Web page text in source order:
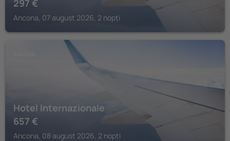
297 €
Ancona, 07 august 2026, 2 nopți
Hotel Internazionale
657 €
Ancona, 08 august 2026, 2 nopți